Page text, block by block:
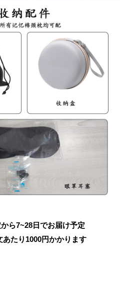
ら7~28日でお届け予定
あたり 1000円かかります